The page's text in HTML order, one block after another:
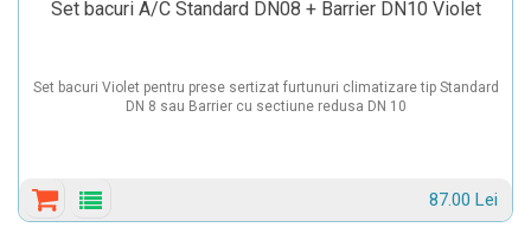
Set bacuri A/C Standard DN08 + Barrier DN10 Violet
Set bacuri Violet pentru prese sertizat furtunuri climatizare tip Standard
DN 8 sau Barrier cu sectiune redusa DN 10
87.00 Lei